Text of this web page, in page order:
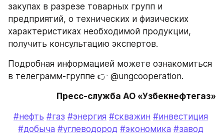
закупах в разрезе товарных групп и
предприятий, о технических и физических
характеристиках необходимой продукции,
получить консультацию экспертов.
Подробная информацией можете ознакомиться
в телеграмм-группе 👉 @ungcooperation.
Пресс-служба АО «Узбекнефтегаз»
#нефть #газ #энергия #скважин #инвестиция
#добыча #углеводород #экономика #завод